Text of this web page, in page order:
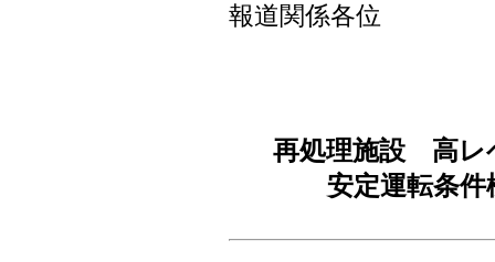
報道関係各位
再処理施設 高レ
安定運転条